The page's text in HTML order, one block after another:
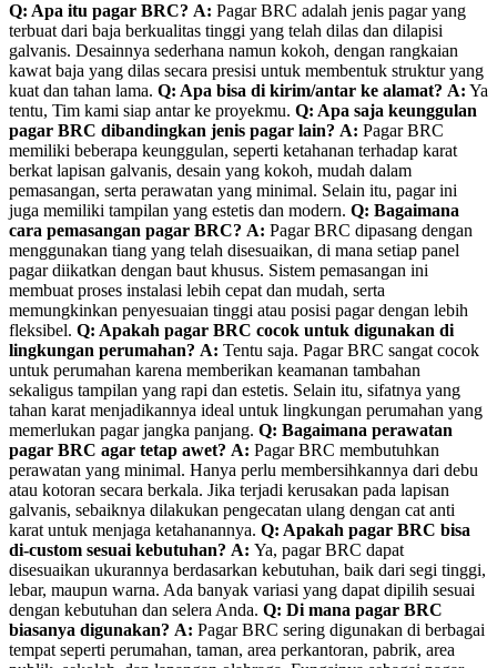
Q: Apa itu pagar BRC? A: Pagar BRC adalah jenis pagar yang
terbuat dari baja berkualitas tinggi yang telah dilas dan dilapisi
galvanis. Desainnya sederhana namun kokoh, dengan rangkaian
kawat baja yang dilas secara presisi untuk membentuk struktur yang
kuat dan tahan lama. Q: Apa bisa di kirim/antar ke alamat? A: Ya
tentu, Tim kami siap antar ke proyekmu. Q: Apa saja keunggulan
pagar BRC dibandingkan jenis pagar lain? A: Pagar BRC
memiliki beberapa keunggulan, seperti ketahanan terhadap karat
berkat lapisan galvanis, desain yang kokoh, mudah dalam
pemasangan, serta perawatan yang minimal. Selain itu, pagar ini
juga memiliki tampilan yang estetis dan modern. Q: Bagaimana
cara pemasangan pagar BRC? A: Pagar BRC dipasang dengan
menggunakan tiang yang telah disesuaikan, di mana setiap panel
pagar diikatkan dengan baut khusus. Sistem pemasangan ini
membuat proses instalasi lebih cepat dan mudah, serta
memungkinkan penyesuaian tinggi atau posisi pagar dengan lebih
fleksibel. Q: Apakah pagar BRC cocok untuk digunakan di
lingkungan perumahan? A: Tentu saja. Pagar BRC sangat cocok
untuk perumahan karena memberikan keamanan tambahan
sekaligus tampilan yang rapi dan estetis. Selain itu, sifatnya yang
tahan karat menjadikannya ideal untuk lingkungan perumahan yang
memerlukan pagar jangka panjang. Q: Bagaimana perawatan
pagar BRC agar tetap awet? A: Pagar BRC membutuhkan
perawatan yang minimal. Hanya perlu membersihkannya dari debu
atau kotoran secara berkala. Jika terjadi kerusakan pada lapisan
galvanis, sebaiknya dilakukan pengecatan ulang dengan cat anti
karat untuk menjaga ketahanannya. Q: Apakah pagar BRC bisa
di-custom sesuai kebutuhan? A: Ya, pagar BRC dapat
disesuaikan ukurannya berdasarkan kebutuhan, baik dari segi tinggi,
lebar, maupun warna. Ada banyak variasi yang dapat dipilih sesuai
dengan kebutuhan dan selera Anda. Q: Di mana pagar BRC
biasanya digunakan? A: Pagar BRC sering digunakan di berbagai
tempat seperti perumahan, taman, area perkantoran, pabrik, area